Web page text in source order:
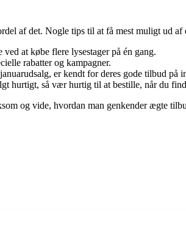
af det. Nogle tips til at få mest muligt ud
at købe flere lysestager på én gang.
rabatter og kampagner.
er kendt for deres gode tilbud på
hurtigt, så vær hurtig til at bestille, når du
og vide, hvordan man genkender ægte